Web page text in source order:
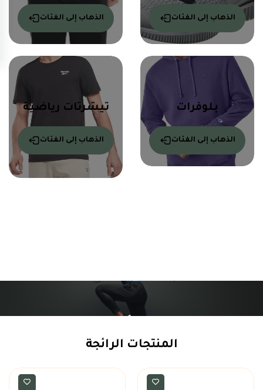
الذهاب إلى الفئات الذهاب إلى الفئات
بلوفرات
الذهاب إلى الفئات
تيشرتات رياضية
الذهاب إلى الفئات
المنتجات الرائجة